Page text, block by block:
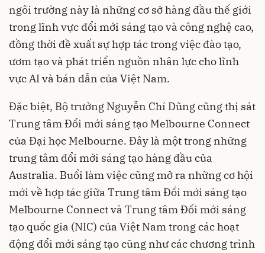
ngôi trường này là những cơ sở hàng đầu thế giới
trong lĩnh vực đổi mới sáng tạo và công nghệ cao,
đồng thời đề xuất sự hợp tác trong việc đào tạo,
ươm tạo và phát triển nguồn nhân lực cho lĩnh
vực AI và bán dẫn của Việt Nam.
Đặc biệt, Bộ trưởng Nguyễn Chí Dũng cũng thị sát
Trung tâm Đổi mới sáng tạo Melbourne Connect
của Đại học Melbourne. Đây là một trong những
trung tâm đổi mới sáng tạo hàng đầu của
Australia. Buổi làm việc cũng mở ra những cơ hội
mới về hợp tác giữa Trung tâm Đổi mới sáng tạo
Melbourne Connect và Trung tâm Đổi mới sáng
tạo quốc gia (NIC) của Việt Nam trong các hoạt
động đổi mới sáng tạo cũng như các chương trình